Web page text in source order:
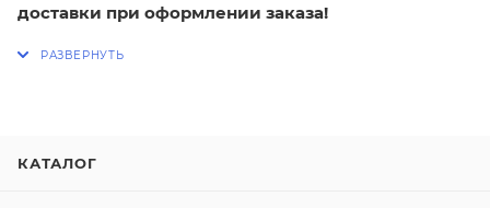
доставки при оформлении заказа!
КАТАЛОГ